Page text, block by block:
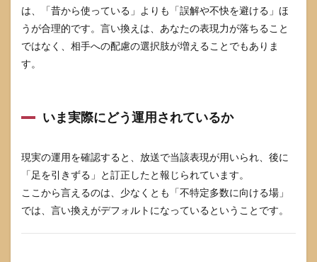
（関
係を
壊さ
ない
引き
があ
ると
きの
受診
目安
険サ
は、「昔から使っている」よりも「誤解や不快を避ける」ほ
うが合理的です。言い換えは、あなたの表現力が落ちること
ではなく、相手への配慮の選択肢が増えることでもありま
す。
いま実際にどう運用されているか
現実の運用を確認すると、放送で当該表現が用いられ、後に
「足を引きずる」と訂正したと報じられています。
ここから言えるのは、少なくとも「不特定多数に向ける場」
では、言い換えがデフォルトになっているということです。